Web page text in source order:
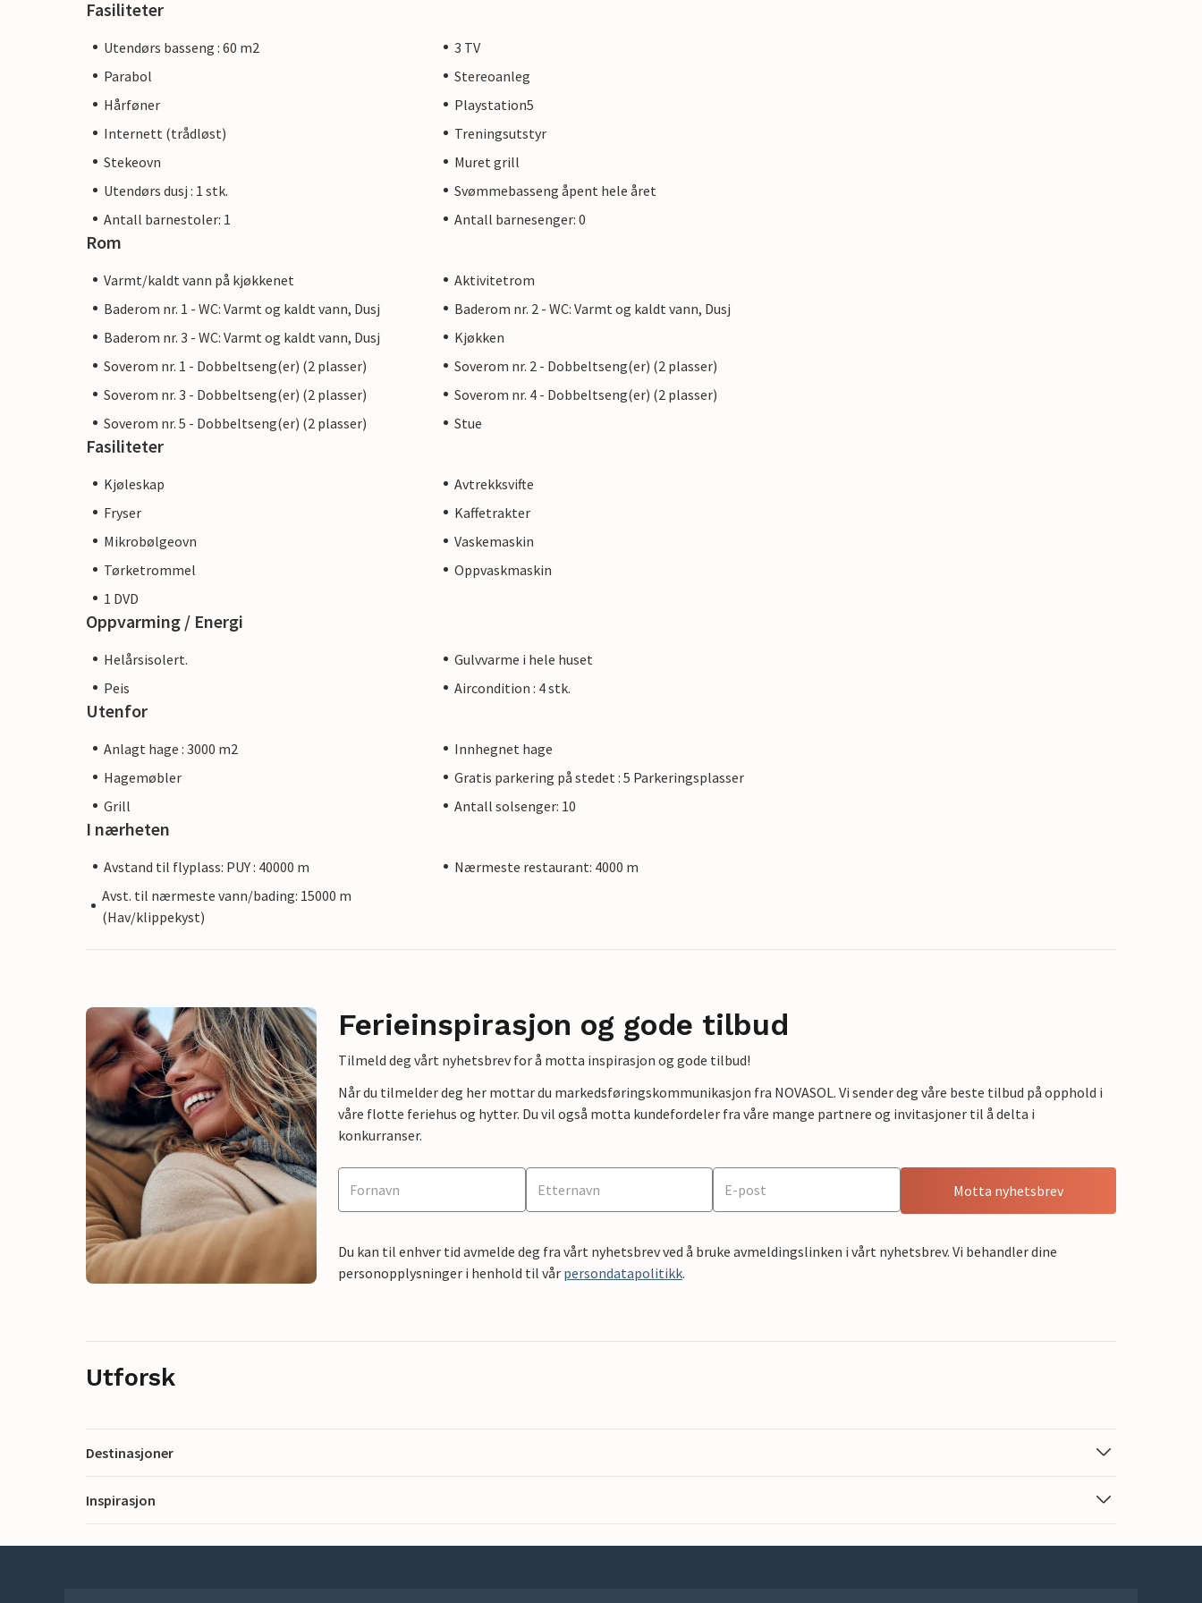
Fasiliteter
Utendørs basseng : 60 m2
3 TV
Parabol
Stereoanleg
Hårføner
Playstation5
Internett (trådløst)
Treningsutstyr
Stekeovn
Muret grill
Utendørs dusj : 1 stk.
Svømmebasseng åpent hele året
Antall barnestoler: 1
Antall barnesenger: 0
Rom
Varmt/kaldt vann på kjøkkenet
Aktivitetrom
Baderom nr. 1 - WC: Varmt og kaldt vann, Dusj
Baderom nr. 2 - WC: Varmt og kaldt vann, Dusj
Baderom nr. 3 - WC: Varmt og kaldt vann, Dusj
Kjøkken
Soverom nr. 1 - Dobbeltseng(er) (2 plasser)
Soverom nr. 2 - Dobbeltseng(er) (2 plasser)
Soverom nr. 3 - Dobbeltseng(er) (2 plasser)
Soverom nr. 4 - Dobbeltseng(er) (2 plasser)
Soverom nr. 5 - Dobbeltseng(er) (2 plasser)
Stue
Fasiliteter
Kjøleskap
Avtrekksvifte
Fryser
Kaffetrakter
Mikrobølgeovn
Vaskemaskin
Tørketrommel
Oppvaskmaskin
1 DVD
Oppvarming / Energi
Helårsisolert.
Gulvvarme i hele huset
Peis
Aircondition : 4 stk.
Utenfor
Anlagt hage : 3000 m2
Innhegnet hage
Hagemøbler
Gratis parkering på stedet : 5 Parkeringsplasser
Grill
Antall solsenger: 10
I nærheten
Avstand til flyplass: PUY : 40000 m
Nærmeste restaurant: 4000 m
Avst. til nærmeste vann/bading: 15000 m
(Hav/klippekyst)
Ferieinspirasjon og gode tilbud
Tilmeld deg vårt nyhetsbrev for å motta inspirasjon og gode tilbud!
Når du tilmelder deg her mottar du markedsføringskommunikasjon fra NOVASOL. Vi sender deg våre beste tilbud på opphold i
våre flotte feriehus og hytter. Du vil også motta kundefordeler fra våre mange partnere og invitasjoner til å delta i
konkurranser.
Motta nyhetsbrev
Du kan til enhver tid avmelde deg fra vårt nyhetsbrev ved å bruke avmeldingslinken i vårt nyhetsbrev. Vi behandler dine
personopplysninger i henhold til vår persondatapolitikk.
Utforsk
Destinasjoner
Inspirasjon